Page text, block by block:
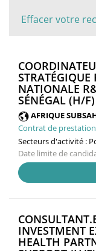
Effacer votre
STRATÉGIQUE
NATIONALE
SÉNÉGAL (H/F)
AFRIQUE
Contrat de
Secteurs d'activité :
Date limite de
INVESTMENT
HEALTH